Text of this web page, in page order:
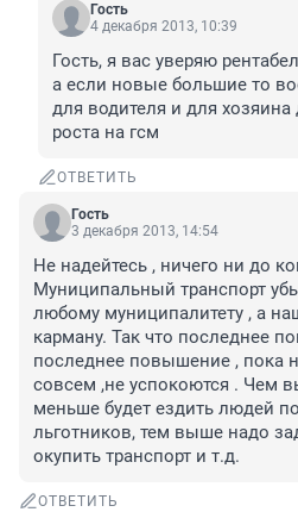
Гость
4 декабря 2013, 10:39
Гость, я вас уверяю
а если новые большие то
для водителя и для
роста на гсм
ОТВЕТИТЬ
Гость
3 декабря 2013, 14:54
Не надейтесь , ничего ни до
Муниципальный транспорт
любому муниципалитету , а
карману. Так что последнее
последнее повышение , пока
совсем ,не успокоются . Чем
меньше будет ездить людей
льготников, тем выше надо
окупить транспорт и т.д.
ОТВЕТИТЬ